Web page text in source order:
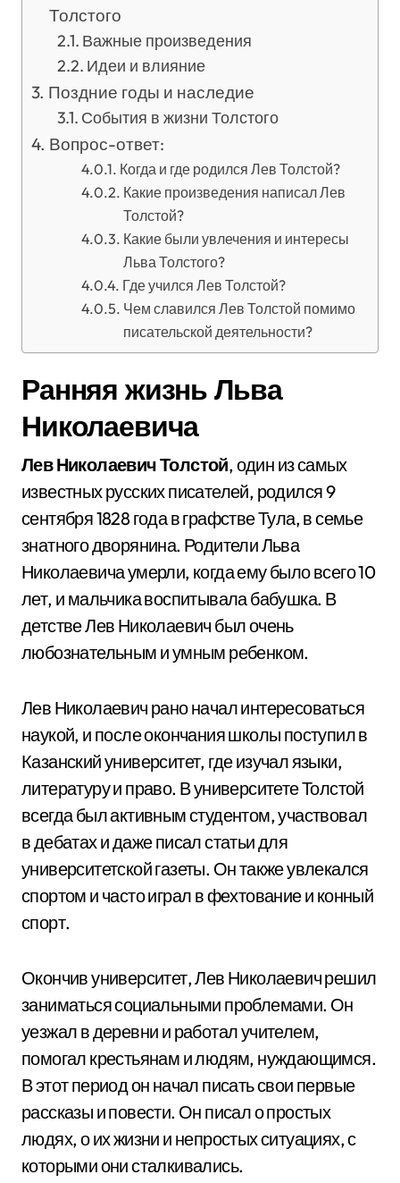
Толстого
Важные произведения
Идеи и влияние
Поздние годы и наследие
События в жизни Толстого
Вопрос-ответ:
Когда и где родился Лев Толстой?
Какие произведения написал Лев
Толстой?
Какие были увлечения и интересы
Льва Толстого?
Где учился Лев Толстой?
Чем славился Лев Толстой помимо
писательской деятельности?
Ранняя жизнь Льва
Николаевича
Лев Николаевич Толстой, один из самых
известных русских писателей, родился 9
сентября 1828 года в графстве Тула, в семье
знатного дворянина. Родители Льва
Николаевича умерли, когда ему было всего 10
лет, и мальчика воспитывала бабушка. В
детстве Лев Николаевич был очень
любознательным и умным ребенком.
Лев Николаевич рано начал интересоваться
наукой, и после окончания школы поступил в
Казанский университет, где изучал языки,
литературу и право. В университете Толстой
всегда был активным студентом, участвовал
в дебатах и даже писал статьи для
университетской газеты. Он также увлекался
спортом и часто играл в фехтование и конный
спорт.
Окончив университет, Лев Николаевич решил
заниматься социальными проблемами. Он
уезжал в деревни и работал учителем,
помогал крестьянам и людям, нуждающимся.
В этот период он начал писать свои первые
рассказы и повести. Он писал о простых
людях, о их жизни и непростых ситуациях, с
которыми они сталкивались.